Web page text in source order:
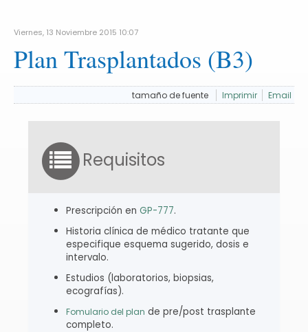
Viernes, 13 Noviembre 2015 10:07
Plan Trasplantados (B3)
tamaño de fuente Imprimir Email
Requisitos
Prescripción en GP-777.
Historia clínica de médico tratante que
especifique esquema sugerido, dosis e
intervalo.
Estudios (laboratorios, biopsias,
ecografías).
Fomulario del plan de pre/post trasplante
completo.